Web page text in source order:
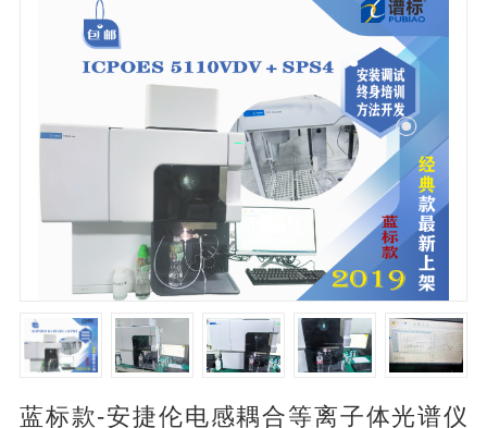
蓝标款-安捷伦电感耦合等离子体光谱仪